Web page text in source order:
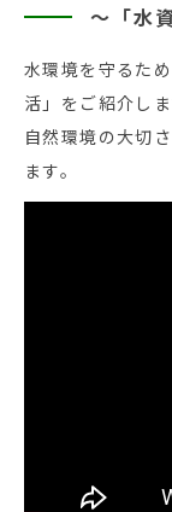
～「水
水環境を守るた
活」をご紹介しま
自然環境の大切
ます。